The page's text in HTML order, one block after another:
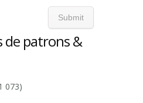
de patrons &
073)